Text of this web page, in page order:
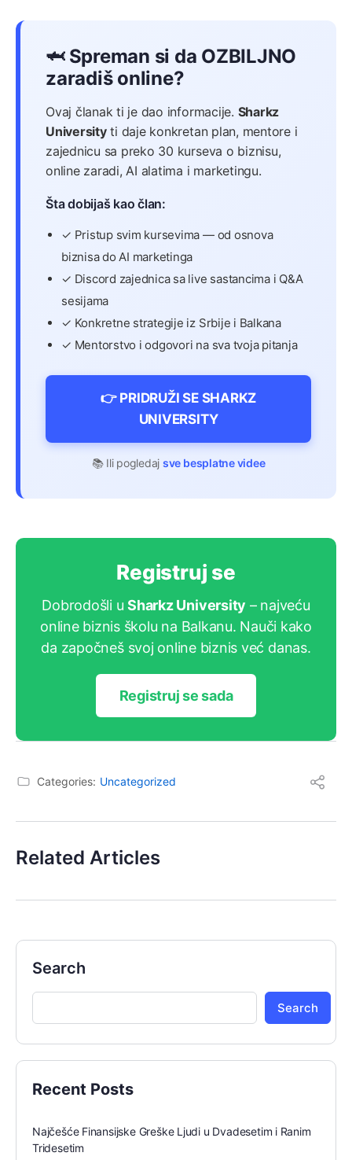
🦈 Spreman si da OZBILJNO
zaradiš online?
Ovaj članak ti je dao informacije. Sharkz
Universityti daje konkretan plan, mentore i
zajednicu sa preko 30 kurseva o biznisu,
online zaradi, AI alatima i marketingu.
Šta dobijaš kao član:
✓ Pristup svim kursevima — od osnova
biznisa do AI marketinga
✓ Discord zajednica sa live sastancima i Q&A
sesijama
✓ Konkretne strategije iz Srbije i Balkana
✓ Mentorstvo i odgovori na sva tvoja pitanja
👉 PRIDRUŽI SE SHARKZ
UNIVERSITY
📚 Ili pogledaj sve besplatne videe
Registruj se
Dobrodošli uSharkz University – najveću
online biznis školu na Balkanu. Nauči kako
da započneš svoj online biznis već danas.
Registruj se sada
Categories: Uncategorized
Related Articles
Search
Search
Recent Posts
Najčešće Finansijske Greške Ljudi u Dvadesetim i Ranim
Tridesetim